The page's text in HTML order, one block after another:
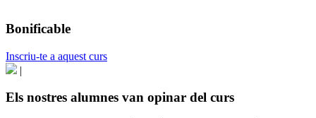
Bonificable
Inscriu-te a aquest curs
|
Els nostres alumnes van opinar del curs